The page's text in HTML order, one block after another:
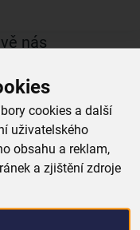
cookies a další
uživatelského
obsahu a reklam,
a zjištění zdroje
nás